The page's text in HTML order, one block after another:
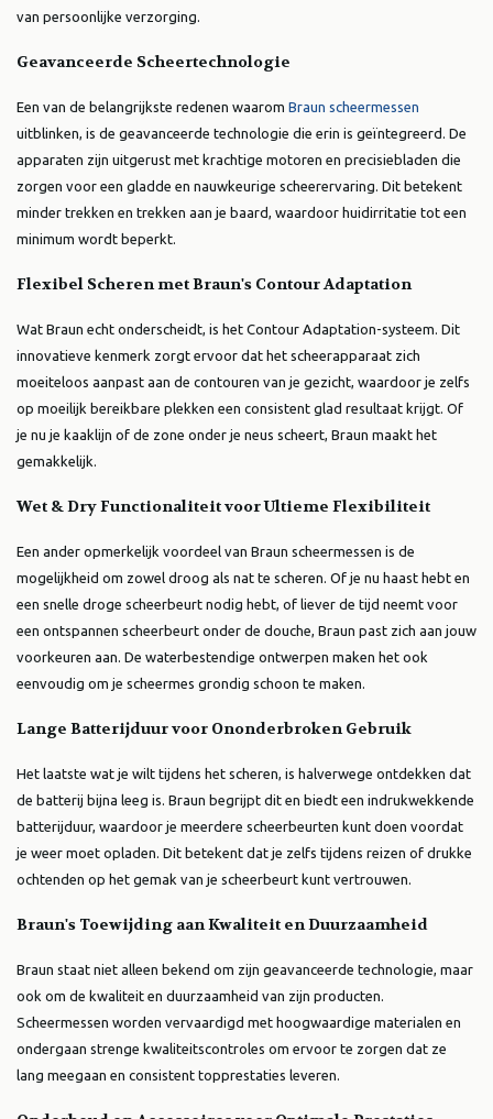
van persoonlijke verzorging.
Geavanceerde Scheertechnologie
Een van de belangrijkste redenen waarom Braun scheermessen
uitblinken, is de geavanceerde technologie die erin is geïntegreerd. De
apparaten zijn uitgerust met krachtige motoren en precisiebladen die
zorgen voor een gladde en nauwkeurige scheerervaring. Dit betekent
minder trekken en trekken aan je baard, waardoor huidirritatie tot een
minimum wordt beperkt.
Flexibel Scheren met Braun's Contour Adaptation
Wat Braun echt onderscheidt, is het Contour Adaptation-systeem. Dit
innovatieve kenmerk zorgt ervoor dat het scheerapparaat zich
moeiteloos aanpast aan de contouren van je gezicht, waardoor je zelfs
op moeilijk bereikbare plekken een consistent glad resultaat krijgt. Of
je nu je kaaklijn of de zone onder je neus scheert, Braun maakt het
gemakkelijk.
Wet & Dry Functionaliteit voor Ultieme Flexibiliteit
Een ander opmerkelijk voordeel van Braun scheermessen is de
mogelijkheid om zowel droog als nat te scheren. Of je nu haast hebt en
een snelle droge scheerbeurt nodig hebt, of liever de tijd neemt voor
een ontspannen scheerbeurt onder de douche, Braun past zich aan jouw
voorkeuren aan. De waterbestendige ontwerpen maken het ook
eenvoudig om je scheermes grondig schoon te maken.
Lange Batterijduur voor Ononderbroken Gebruik
Het laatste wat je wilt tijdens het scheren, is halverwege ontdekken dat
de batterij bijna leeg is. Braun begrijpt dit en biedt een indrukwekkende
batterijduur, waardoor je meerdere scheerbeurten kunt doen voordat
je weer moet opladen. Dit betekent dat je zelfs tijdens reizen of drukke
ochtenden op het gemak van je scheerbeurt kunt vertrouwen.
Braun's Toewijding aan Kwaliteit en Duurzaamheid
Braun staat niet alleen bekend om zijn geavanceerde technologie, maar
ook om de kwaliteit en duurzaamheid van zijn producten.
Scheermessen worden vervaardigd met hoogwaardige materialen en
ondergaan strenge kwaliteitscontroles om ervoor te zorgen dat ze
lang meegaan en consistent topprestaties leveren.